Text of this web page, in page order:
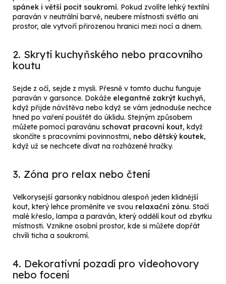
spánek i větší pocit soukromí. Pokud zvolíte lehký textilní
paraván v neutrální barvě, neubere místnosti světlo ani
prostor, ale vytvoří přirozenou hranici mezi nocí a dnem.
2. Skrytí kuchyňského nebo pracovního
koutu
Sejde z očí, sejde z mysli. Přesně v tomto duchu funguje
paraván v garsonce. Dokáže elegantně zakrýt kuchyň,
když přijde návštěva nebo když se vám jednoduše nechce
hned po vaření pouštět do úklidu. Stejným způsobem
můžete pomocí paravánu schovat pracovní kout, když
skončíte s pracovními povinnostmi, nebo dětský koutek,
když už se nechcete dívat na rozházené hračky.
3. Zóna pro relax nebo čtení
Velkorysejší garsonky nabídnou alespoň jeden klidnější
kout, který lehce proměníte ve svou relaxační zónu. Stačí
malé křeslo, lampa a paraván, který oddělí kout od zbytku
místnosti. Vznikne osobní prostor, kde si můžete dopřát
chvíli ticha a soukromí.
4. Dekorativní pozadí pro videohovory
nebo focení